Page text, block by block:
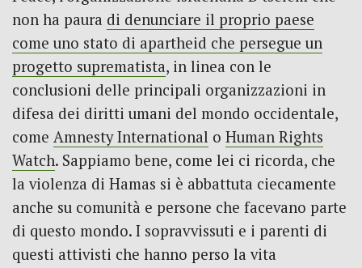
non ha paura di denunciare il proprio paese
come uno stato di apartheid che persegue un
progetto suprematista, in linea con le
conclusioni delle principali organizzazioni in
difesa dei diritti umani del mondo occidentale,
come Amnesty International o Human Rights
Watch. Sappiamo bene, come lei ci ricorda, che
la violenza di Hamas si è abbattuta ciecamente
anche su comunità e persone che facevano parte
di questo mondo. I sopravvissuti e i parenti di
questi attivisti che hanno perso la vita